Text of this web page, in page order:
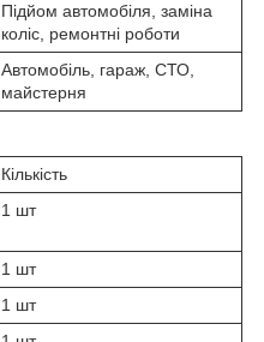
Підйом автомобіля, заміна
коліс, ремонтні роботи
Автомобіль, гараж, СТО,
майстерня
Кількість
1 шт
1 шт
1 шт